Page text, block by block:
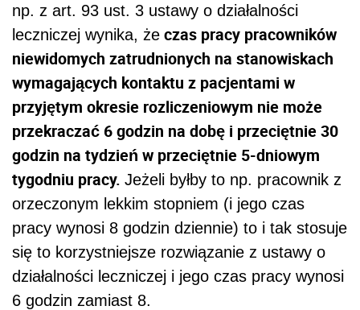
np. z art. 93 ust. 3 ustawy o działalności
leczniczej wynika, że czas pracy pracowników
niewidomych zatrudnionych na stanowiskach
wymagających kontaktu z pacjentami w
przyjętym okresie rozliczeniowym nie może
przekraczać 6 godzin na dobę i przeciętnie 30
godzin na tydzień w przeciętnie 5-dniowym
tygodniu pracy. Jeżeli byłby to np. pracownik z
orzeczonym lekkim stopniem (i jego czas
pracy wynosi 8 godzin dziennie) to i tak stosuje
się to korzystniejsze rozwiązanie z ustawy o
działalności leczniczej i jego czas pracy wynosi
6 godzin zamiast 8.